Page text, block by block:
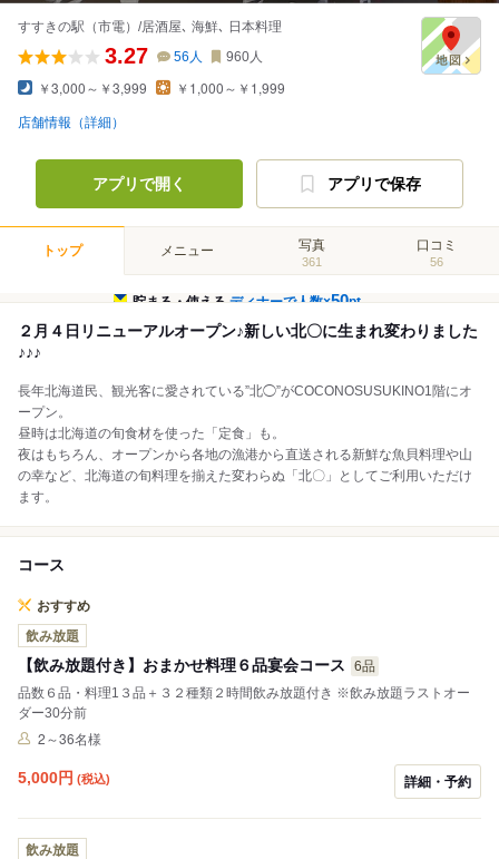
すすきの駅（市電）/居酒屋､ 海鮮､ 日本料理
3.27 56 人 960人
￥3,000～￥3,999 ￥1,000～￥1,999
店舗情報（詳細）
アプリで開く アプリで保存
トップ メニュー 写真
361
口コミ
56
貯まる・使えるディナーで人数×50pt
２月４日リニューアルオープン♪新しい北〇に生まれ変わりました
♪♪♪
長年北海道民、観光客に愛されている”北◯”がCOCONOSUSUKINO1階にオ
ープン。
昼時は北海道の旬食材を使った「定食」も。
夜はもちろん、オープンから各地の漁港から直送される新鮮な魚貝料理や山
の幸など、北海道の旬料理を揃えた変わらぬ「北〇」としてご利用いただけ
ます。
コース
おすすめ
飲み放題
【飲み放題付き】おまかせ料理６品宴会コース
6品
品数６品・料理1３品＋３２種類２時間飲み放題付き ※飲み放題ラストオー
ダー30分前
2～36名様
5,000円 (税込) 詳細・予約
飲み放題